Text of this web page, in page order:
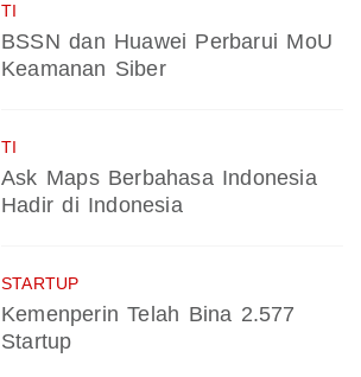
TI
BSSN dan Huawei Perbarui MoU
Keamanan Siber
TI
Ask Maps Berbahasa Indonesia
Hadir di Indonesia
STARTUP
Kemenperin Telah Bina 2.577
Startup